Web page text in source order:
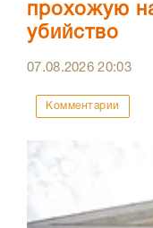
прохожую
убийство
07.08.202620:03
Комментарии